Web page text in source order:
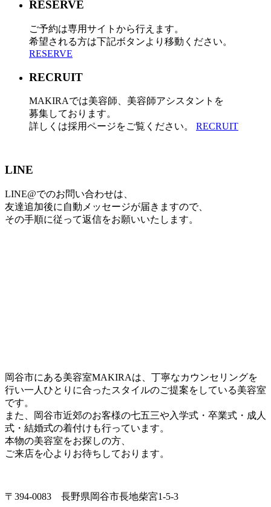
RESERVE
ご予約は専用サイトから行えます。
希望される方は下記ボタンより移動ください。
RESERVE
RECRUIT
MAKIRAでは美容師、美容師アシスタントを
募集しております。
詳しくは採用ページをご覧ください。 RECRUIT
LINE
LINE@でのお問い合わせは、
友達追加後に自動メッセージが届きますので、
その手順に従って返信をお願いいたします。
岡谷市にある美容室MAKIRAは、丁寧なカウンセリングを
行い一人ひとりに合ったスタイルのご提案をしている美容室
です。
また、岡谷市近郊のお客様の七五三や入学式・卒業式・成人
式・結婚式の着付けも行っています。
本物の美容室をお探しの方、
ご来店を心よりお待ちしております。
〒394-0083 長野県岡谷市長地柴宮1-5-3